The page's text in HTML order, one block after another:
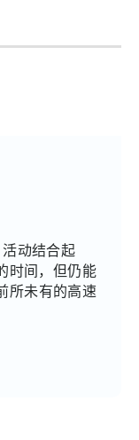
动结合起
时间，但仍能
所未有的高速